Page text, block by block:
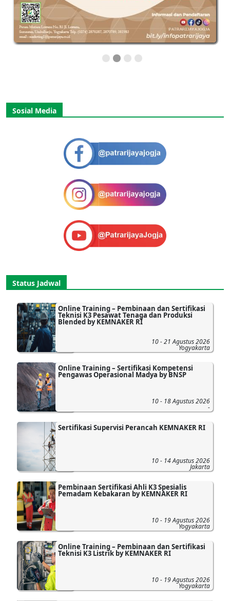
Sosial Media
Status Jadwal
Online Training – Pembinaan dan Sertifikasi
Teknisi K3 Pesawat Tenaga dan Produksi
Blended by KEMNAKER RI
10 - 21 Agustus 2026
Yogyakarta
Online Training – Sertifikasi Kompetensi
Pengawas Operasional Madya by BNSP
10 - 18 Agustus 2026
-
Sertifikasi Supervisi Perancah KEMNAKER RI
10 - 14 Agustus 2026
Jakarta
Pembinaan Sertifikasi Ahli K3 Spesialis
Pemadam Kebakaran by KEMNAKER RI
10 - 19 Agustus 2026
Yogyakarta
Online Training – Pembinaan dan Sertifikasi
Teknisi K3 Listrik by KEMNAKER RI
10 - 19 Agustus 2026
Yogyakarta